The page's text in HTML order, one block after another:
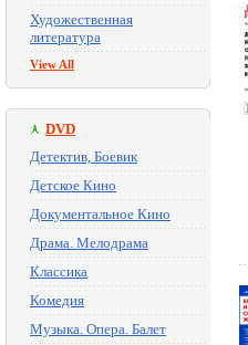
Художественная
литература
View All
DVD
Детектив, Боевик
Детское Кино
Документальное Кино
Драма. Мелодрама
Классика
Комедия
Музыка. Опера. Балет